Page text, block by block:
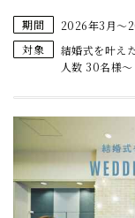
期間
2026年3月～
対象
結婚式を叶え
人数 30名様～